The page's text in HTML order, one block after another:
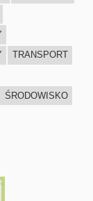
TRANSPORT
ŚRODOWISKO